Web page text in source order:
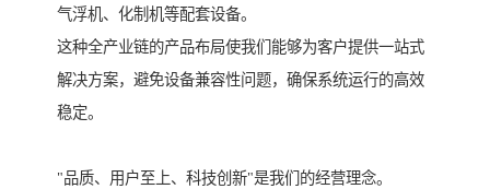
气浮机、化制机等配套设备。
这种全产业链的产品布局使我们能够为客户提供一站式
解决方案，避免设备兼容性问题，确保系统运行的高效
稳定。
"品质、用户至上、科技创新"是我们的经营理念。